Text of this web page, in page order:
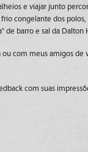
e viajar junto
congelante dos
barro e sal da Dalton
com meus amigos de
com suas